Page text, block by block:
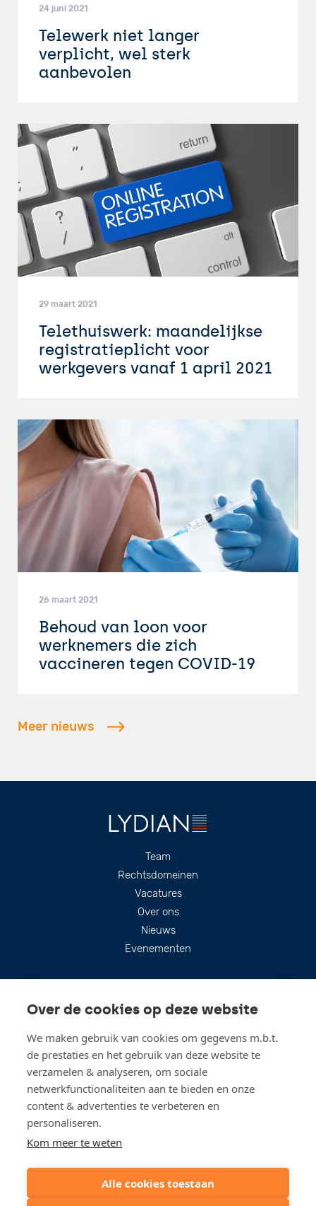
Over de cookies op deze website
We maken gebruik van cookies om gegevens m.b.t.
de prestaties en het gebruik van deze website te
verzamelen & analyseren, om sociale
netwerkfunctionaliteiten aan te bieden en onze
content & advertenties te verbeteren en
personaliseren.
Kom meer te weten
Alle cookies toestaan
24 juni 2021
Telewerk niet langer
verplicht, wel sterk
aanbevolen
29 maart 2021
Telethuiswerk: maandelijkse
registratieplicht voor
werkgevers vanaf 1 april 2021
26 maart 2021
Behoud van loon voor
werknemers die zich
vaccineren tegen COVID-19
Meer nieuws
Team
Rechtsdomeinen
Vacatures
Over ons
Nieuws
Evenementen
Blijf up-to-date
Meld u aan voor onze nieuwsbrieven